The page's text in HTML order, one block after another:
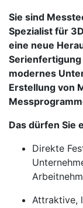
Sie sind
Spezialist für
eine neue
Serienfertigung
modernes
Erstellung von
Das dürfen Sie
Direkte
Attraktive,